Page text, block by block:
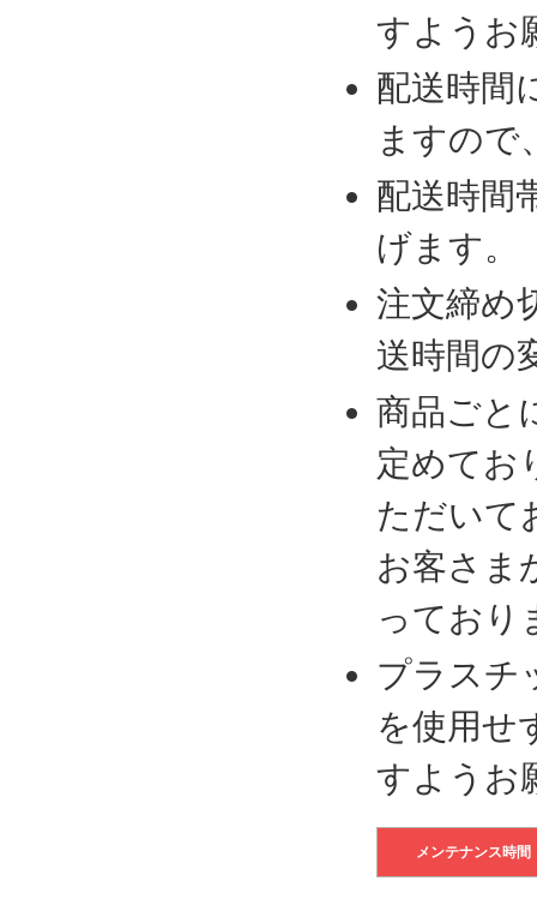
すようお
配送時間
ますので
配送時間
げます。
注文締め
送時間の
商品ごと
定めてお
ただいて
お客さま
っており
プラスチ
を使用せ
すようお
メンテナンス時間